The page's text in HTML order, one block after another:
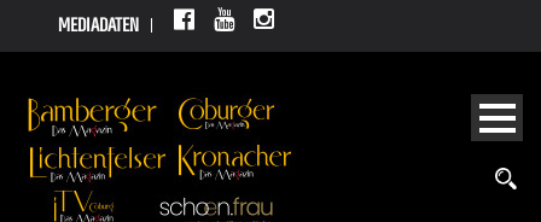
MEDIADATEN